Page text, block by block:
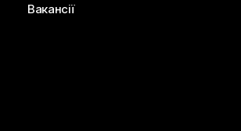
Вакансії